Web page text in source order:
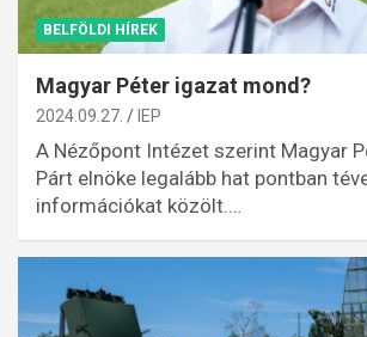
BELFÖLDI HÍREK
Magyar Péter igazat mond?
2024.09.27. IEP
A Nézőpont Intézet szerint Magyar
Párt elnöke legalább hat pontban
információkat közölt.…